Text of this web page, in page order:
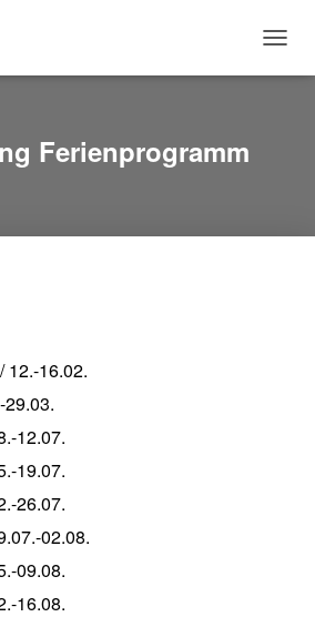
O
Ferienprogramm
12.-16.02.
29.03.
12.07.
19.07.
26.07.
02.08.
09.08.
16.08.